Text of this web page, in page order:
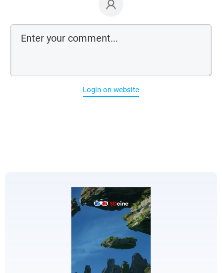
Login on website